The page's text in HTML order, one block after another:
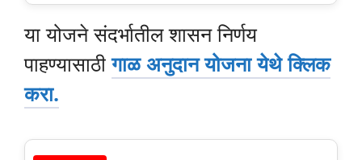
या योजने संदर्भातील शासन निर्णय
पाहण्यासाठीगाळ अनुदान योजना येथे क्लिक
करा.